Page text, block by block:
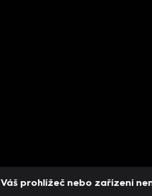
Váš prohlížeč nebo zařízení